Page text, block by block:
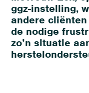
ggz-instelling,
andere
de nodige
zo’n situatie